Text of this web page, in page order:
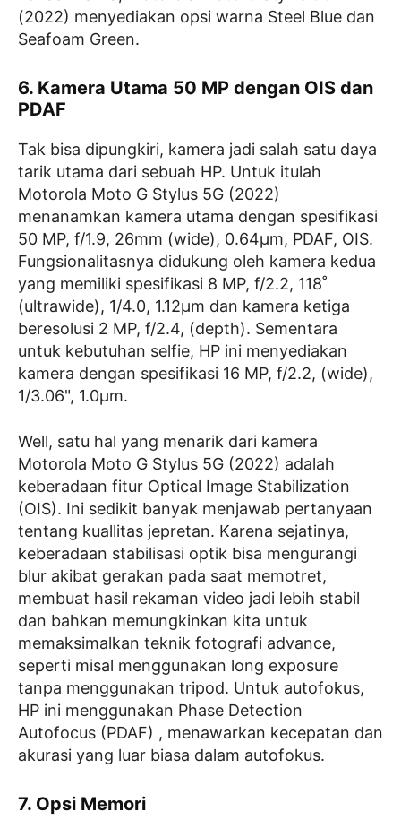
(2022) menyediakan opsi warna Steel Blue dan
Seafoam Green.
6. Kamera Utama 50 MP dengan OIS dan
PDAF
Tak bisa dipungkiri, kamera jadi salah satu daya
tarik utama dari sebuah HP. Untuk itulah
Motorola Moto G Stylus 5G (2022)
menanamkan kamera utama dengan spesifikasi
50 MP, f/1.9, 26mm (wide), 0.64µm, PDAF, OIS.
Fungsionalitasnya didukung oleh kamera kedua
yang memiliki spesifikasi 8 MP, f/2.2, 118˚
(ultrawide), 1/4.0, 1.12µm dan kamera ketiga
beresolusi 2 MP, f/2.4, (depth). Sementara
untuk kebutuhan selfie, HP ini menyediakan
kamera dengan spesifikasi 16 MP, f/2.2, (wide),
1/3.06", 1.0µm.
Well, satu hal yang menarik dari kamera
Motorola Moto G Stylus 5G (2022) adalah
keberadaan fitur Optical Image Stabilization
(OIS). Ini sedikit banyak menjawab pertanyaan
tentang kuallitas jepretan. Karena sejatinya,
keberadaan stabilisasi optik bisa mengurangi
blur akibat gerakan pada saat memotret,
membuat hasil rekaman video jadi lebih stabil
dan bahkan memungkinkan kita untuk
memaksimalkan teknik fotografi advance,
seperti misal menggunakan long exposure
tanpa menggunakan tripod. Untuk autofokus,
HP ini menggunakan Phase Detection
Autofocus (PDAF) , menawarkan kecepatan dan
akurasi yang luar biasa dalam autofokus.
7. Opsi Memori